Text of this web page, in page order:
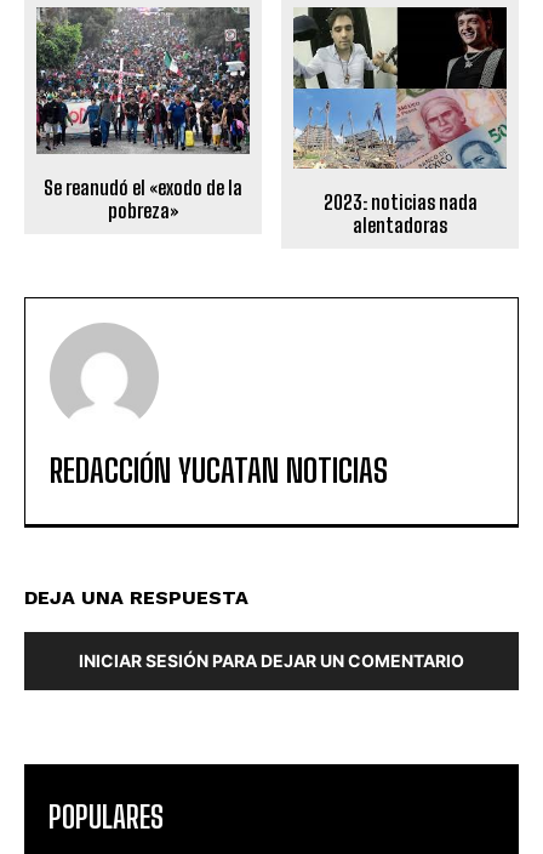
Se reanudó el «exodo de la
pobreza»
2023: noticias nada
alentadoras
REDACCIÓN YUCATAN NOTICIAS
DEJA UNA RESPUESTA
INICIAR SESIÓN PARA DEJAR UN COMENTARIO
POPULARES